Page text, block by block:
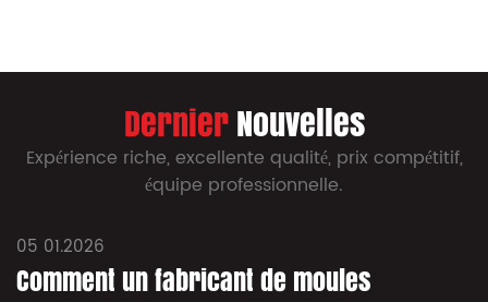
DernierNouvelles
Expérience riche, excellente qualité, prix compétitif,
équipe professionnelle.
05 01.2026
Comment un fabricant de moules